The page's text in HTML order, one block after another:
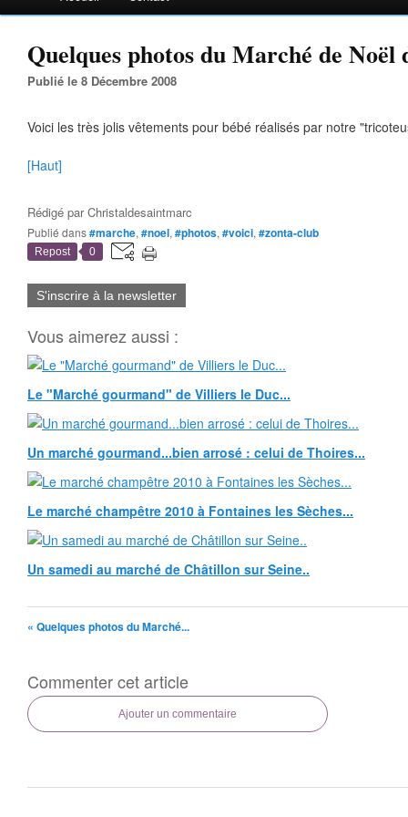
Quelques photos du Marché de
Publié le 8 Décembre 2008
Voici les très jolis vêtements pour bébé réalisés par notre
[Haut]
Rédigé parChristaldesaintmarc
Publié dans#marche, #noel, #photos, #voici, #zonta-club
Repost 0
S'inscrire à la newsletter
Vous aimerez aussi :
Le "Marché gourmand" de Villiers le Duc...
Un marché gourmand...bien arrosé : celui de Thoires...
Le marché champêtre 2010 à Fontaines les Sèches...
Un samedi au marché de Châtillon sur Seine..
« Quelques photos du Marché...
Commenter cet article
Ajouter un commentaire